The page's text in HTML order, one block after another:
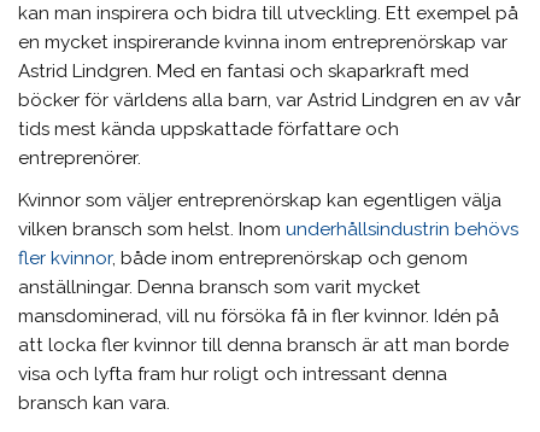
kan man inspirera och bidra till utveckling. Ett exempel på
en mycket inspirerande kvinna inom entreprenörskap var
Astrid Lindgren. Med en fantasi och skaparkraft med
böcker för världens alla barn, var Astrid Lindgren en av vår
tids mest kända uppskattade författare och
entreprenörer.
Kvinnor som väljer entreprenörskap kan egentligen välja
vilken bransch som helst. Inomunderhållsindustrin behövs
fler kvinnor, både inom entreprenörskap och genom
anställningar. Denna bransch som varit mycket
mansdominerad, vill nu försöka få in fler kvinnor. Idén på
att locka fler kvinnor till denna bransch är att man borde
visa och lyfta fram hur roligt och intressant denna
bransch kan vara.